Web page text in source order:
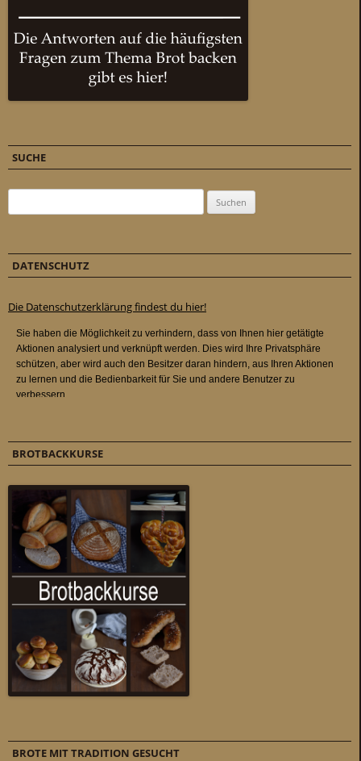
SUCHE
DATENSCHUTZ
Die Datenschutzerklärung findest du hier!
BROTBACKKURSE
BROTE MIT TRADITION GESUCHT